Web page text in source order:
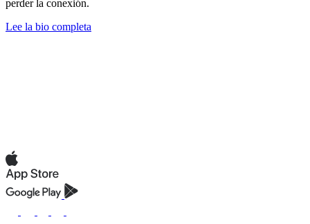
perder la conexión.
Lee la bio completa